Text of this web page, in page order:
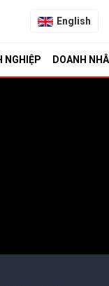
English
NGHIỆP DOANH